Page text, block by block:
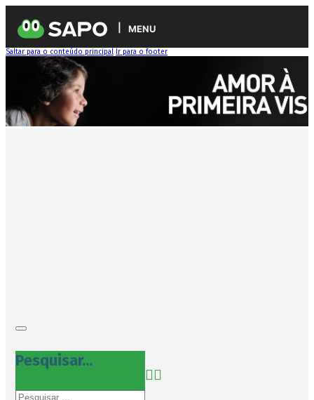
MENU
Saltar para o conteúdo principal Ir para o footer
Pesquisar...
Pesquisar